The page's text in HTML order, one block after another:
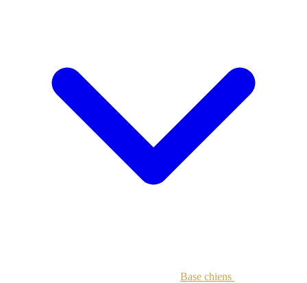
Base chiens